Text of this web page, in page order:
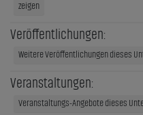
zeigen
Veröffentlichungen:
Weitere Veröffentlichungen dieses
Veranstaltungen:
Veranstaltungs-Angebote dieses